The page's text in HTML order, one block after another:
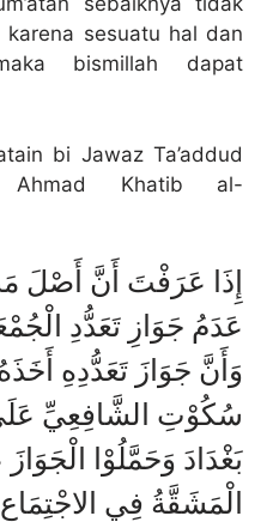
karena sesuatu hal dan
bismillah dapat
bi Jawaz Ta’addud
Ahmad Khatib al-
عَدَمُ جَوَازِ تَعَدُّدِ
وَأَنَّ جَوَازَ تَعَدُّدِهِ
سُكُوْتِ الشَّافِعِيِّ
بَغْدَادَ وَحَمَّلُوْا
الْمَشَقَّةُ فِي